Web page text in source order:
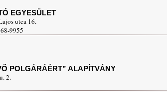
EGYESÜLET
utca 16.
9955
POLGÁRÁÉRT” ALAPÍTVÁNY
2.